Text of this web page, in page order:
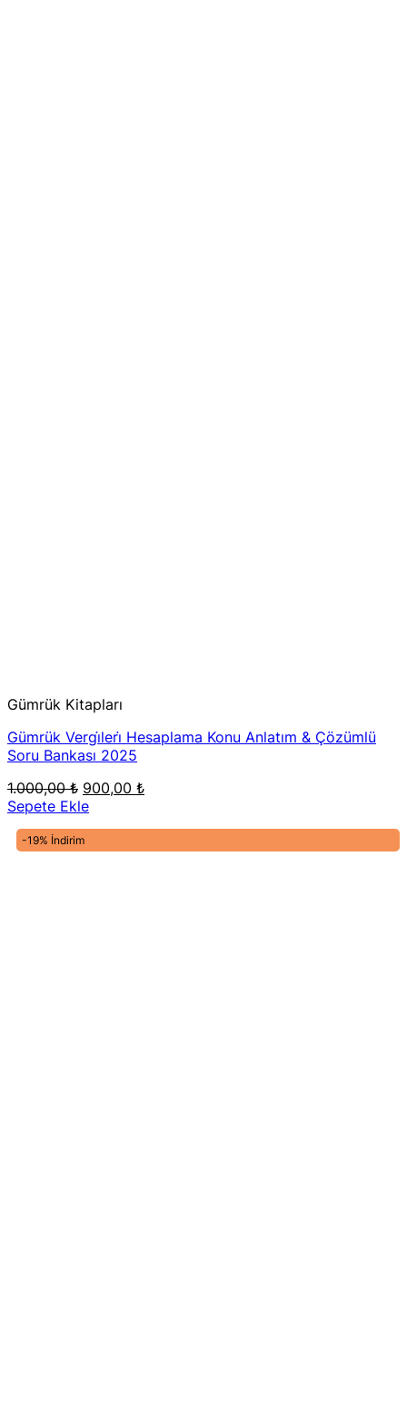
Gümrük Kitapları
Gümrük Vergi̇leri̇ Hesaplama Konu Anlatım & Çözümlü
Soru Bankası 2025
1.000,00₺ Orijinal
fiyat:
900,00 ₺Şu
Sepete Ekle
-19% İndirim